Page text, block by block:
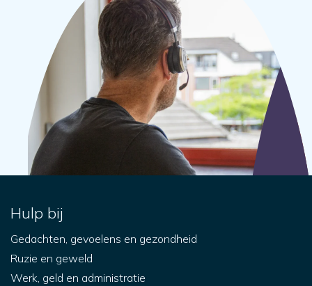
Hulp bij
Gedachten, gevoelens en gezondheid
Ruzie en geweld
Werk, geld en administratie